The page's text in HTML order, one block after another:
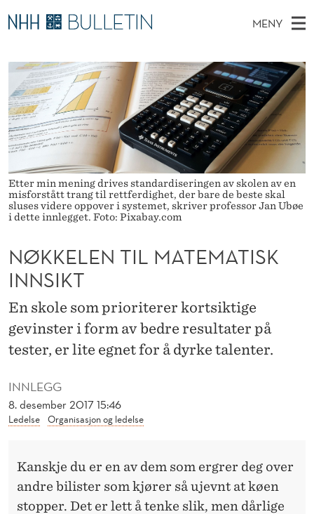
N
Ø
K
K
E
L
E
N
T
L
M
A
T
M
A
MENY
O
V
E
D
M
E
N
Y
Ø
N
E
T
T
S
T
E
E
T
Stipendiater og nye forskerprofiler
Disputaser
Ekspertutvalg
Om Bulletin
Etter min mening drives standardiseringen av skolen av en
misforstått trang til rettferdighet, der bare de beste skal
sluses videre oppover i systemet, skriver professor Jan Ubøe
i dette innlegget. Foto: Pixabay.com
INNLEGG
8. desember 2017 15:46
Ledelse Organisasjon og ledelse
NØKKELEN TIL MATEMATISK
INNSIKT
En skole som prioriterer kortsiktige
gevinster i form av bedre resultater på
tester, er lite egnet for å dyrke talenter.
Kanskje du er en av dem som ergrer deg over
andre bilister som kjører så ujevnt at køen
stopper. Det er lett å tenke slik, men dårlige